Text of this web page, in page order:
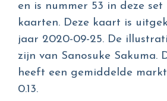
en is nummer 53 in deze
kaarten. Deze kaart is
jaar 2020-09-25. De
zijn van Sanosuke Sakuma.
heeft een gemiddelde
0.13.